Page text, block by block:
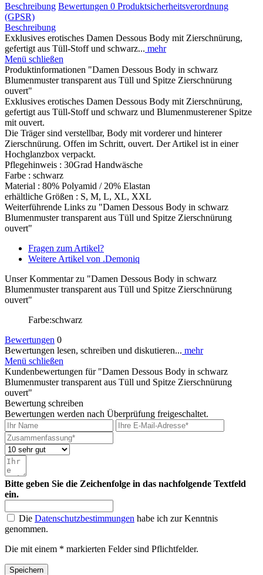
Beschreibung Bewertungen 0 Produktsicherheitsverordnung
(GPSR)
Beschreibung
Exklusives erotisches Damen Dessous Body mit Zierschnürung,
gefertigt aus Tüll-Stoff und schwarz... mehr
Menü schließen
Produktinformationen "Damen Dessous Body in schwarz
Blumenmuster transparent aus Tüll und Spitze Zierschnürung
ouvert"
Exklusives erotisches Damen Dessous Body mit Zierschnürung,
gefertigt aus Tüll-Stoff und schwarz und Blumenmusterener Spitze
mit ouvert.
Die Träger sind verstellbar, Body mit vorderer und hinterer
Zierschnürung. Offen im Schritt, ouvert. Der Artikel ist in einer
Hochglanzbox verpackt.
Pflegehinweis : 30Grad Handwäsche
Farbe : schwarz
Material : 80% Polyamid / 20% Elastan
erhältliche Größen : S, M, L, XL, XXL
Weiterführende Links zu "Damen Dessous Body in schwarz
Blumenmuster transparent aus Tüll und Spitze Zierschnürung
ouvert"
Fragen zum Artikel?
Weitere Artikel von .Demoniq
Unser Kommentar zu "Damen Dessous Body in schwarz
Blumenmuster transparent aus Tüll und Spitze Zierschnürung
ouvert"
Farbe:schwarz
Bewertungen 0
Bewertungen lesen, schreiben und diskutieren... mehr
Menü schließen
Kundenbewertungen für "Damen Dessous Body in schwarz
Blumenmuster transparent aus Tüll und Spitze Zierschnürung
ouvert"
Bewertung schreiben
Bewertungen werden nach Überprüfung freigeschaltet.
Bitte geben Sie die Zeichenfolge in das nachfolgende Textfeld
ein.
Die Datenschutzbestimmungen habe ich zur Kenntnis
genommen.
Die mit einem * markierten Felder sind Pflichtfelder.
Speichern